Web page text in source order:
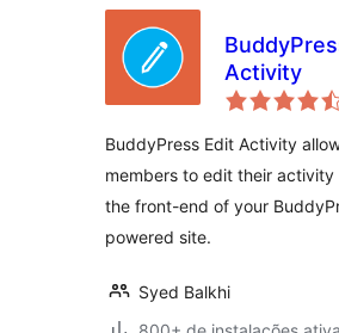
Activity
BuddyPress Edit Activity
members to edit their activity
the front-end of your
powered site.
Syed Balkhi